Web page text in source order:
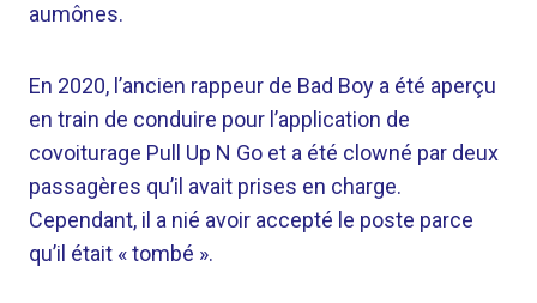
aumônes.
En 2020, l’ancien rappeur de Bad Boy a été aperçu
en train de conduire pour l’application de
covoiturage Pull Up N Go et a été clowné par deux
passagères qu’il avait prises en charge.
Cependant, il a nié avoir accepté le poste parce
qu’il était « tombé ».